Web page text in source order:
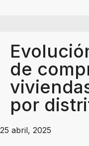
de
por
25 abril, 2025